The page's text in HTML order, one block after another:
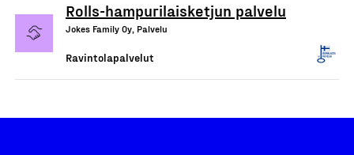
Rolls-hampurilaisketjun palvelu
Jokes Family Oy, Palvelu
Ravintolapalvelut